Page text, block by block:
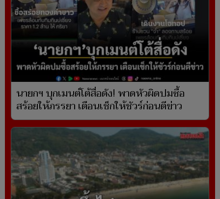
นายกฯ บุกเมนต์โต้สื่อดัง! พาดหัวผิดปมซื้อ
สร้อยให้ภรรยา เตือนเช็กให้ชัวร์ก่อนตีข่าว